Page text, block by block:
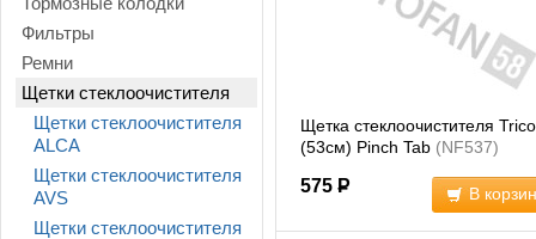
Фильтры
Ремни
Щетки стеклоочистителя
Щетки стеклоочистителя
ALCA
Щетки стеклоочистителя
AVS
Щетки стеклоочистителя
Щетка стеклоочистителя Trico
(53см) Pinch Tab (NF537)
575 Р В